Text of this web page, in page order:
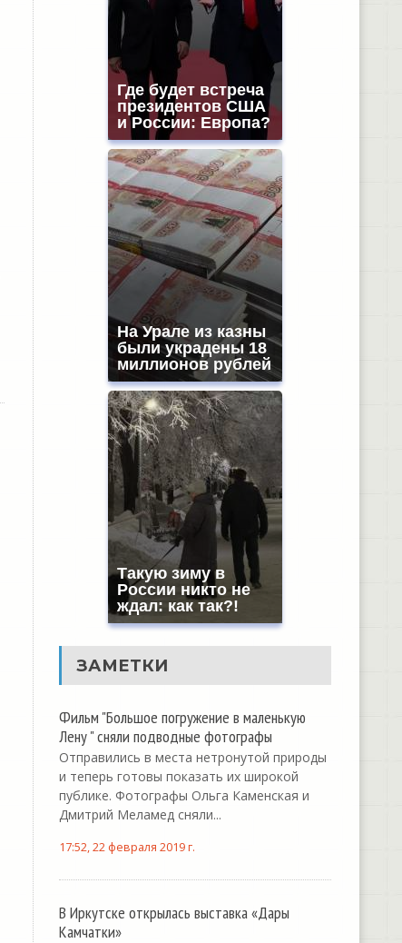
Где будет встреча
президентов США
и России: Европа?
На Урале из казны
были украдены 18
миллионов рублей
Такую зиму в
России никто не
ждал: как так?!
ЗАМЕТКИ
Фильм "Большое погружение в маленькую
Лену " сняли подводные фотографы
Отправились в места нетронутой природы
и теперь готовы показать их широкой
публике. Фотографы Ольга Каменская и
Дмитрий Меламед сняли...
17:52, 22 февраля 2019 г.
В Иркутске открылась выставка «Дары
Камчатки»